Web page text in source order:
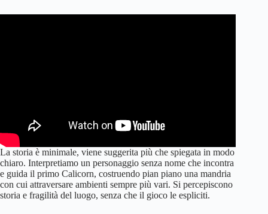
La storia è minimale, viene suggerita più che spiegata in modo
chiaro. Interpretiamo un personaggio senza nome che incontra
e guida il primo Calicorn, costruendo pian piano una mandria
con cui attraversare ambienti sempre più vari. Si percepiscono
storia e fragilità del luogo, senza che il gioco le espliciti.